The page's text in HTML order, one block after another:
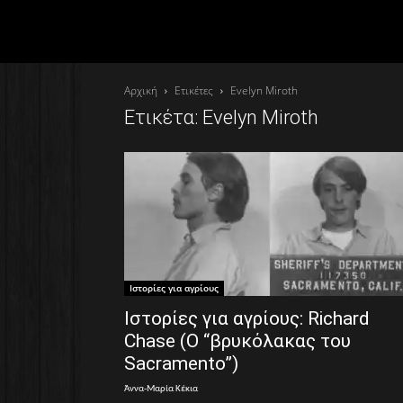
Αρχική Ετικέτες Evelyn Miroth
Ετικέτα: Evelyn Miroth
Ιστορίες για αγρίους
Ιστορίες για αγρίους: Richard
Chase (O “βρυκόλακας του
Sacramento”)
Άννα-Μαρία Κέκια